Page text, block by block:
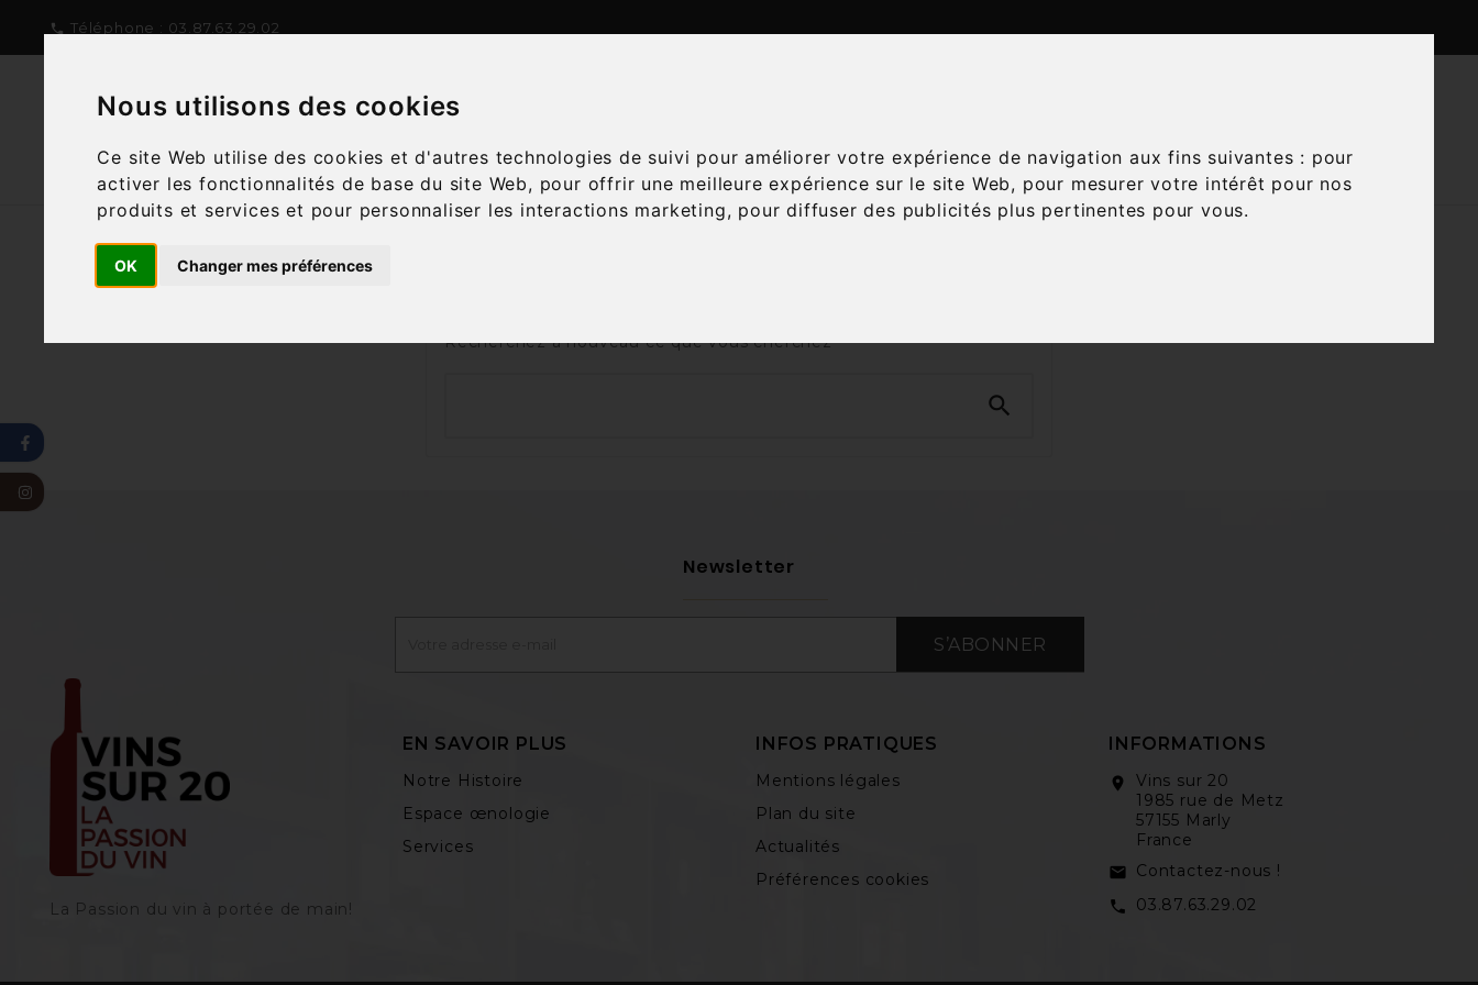
Nous utilisons des cookies
Ce site Web utilise des cookies et d'autres technologies de suivi pour améliorer votre expérience de navigation aux fins suivantes : pour
activer les fonctionnalités de base du site Web, pour offrir une meilleure expérience sur le site Web, pour mesurer votre intérêt pour nos
produits et services et pour personnaliser les interactions marketing, pour diffuser des publicités plus pertinentes pour vous.
OK Changer mes préférences
 Téléphone : 03.87.63.29.02
Recherchez à nouveau ce que vous cherchez

Newsletter
S’ABONNER
La Passion du vin à portée de main‎!
EN SAVOIR PLUS
Notre Histoire
Espace œnologie
Services
INFOS PRATIQUES
Mentions légales
Plan du site
Actualités
Préférences cookies
INFORMATIONS
location_on
Vins sur 20
1985 rue de Metz
57155 Marly
France
email Contactez-nous !
call 03.87.63.29.02